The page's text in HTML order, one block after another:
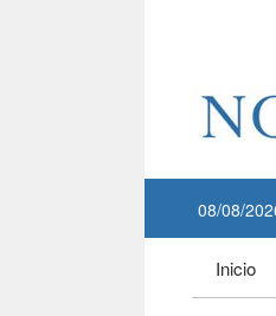
08/08/
Inicio